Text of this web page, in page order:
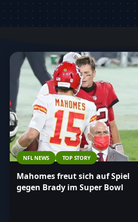
Auszeichnungen oder
bietet dir alle
NFL NEWS TOP STORY
Mahomes freut sich auf Spiel
gegen Brady im Super Bowl